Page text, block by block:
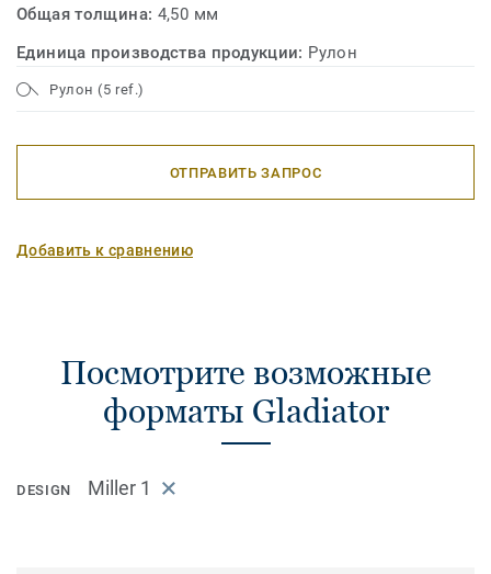
Общая толщина: 4,50 мм
Единица производства продукции: Рулон
Рулон (5 ref.)
ОТПРАВИТЬ ЗАПРОС
Добавить к сравнению
Посмотрите возможные
форматы Gladiator
DESIGN Miller 1